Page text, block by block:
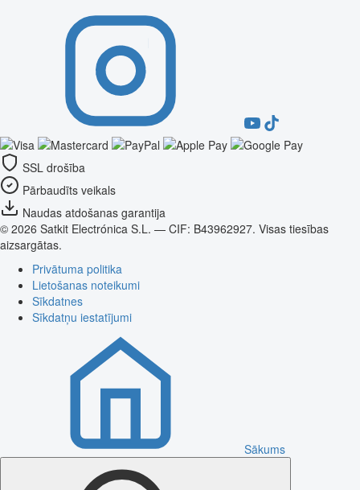
SSL drošība
Pārbaudīts veikals
Naudas atdošanas garantija
© 2026 Satkit Electrónica S.L. — CIF: B43962927. Visas tiesības
aizsargātas.
Privātuma politika
Lietošanas noteikumi
Sīkdatnes
Sīkdatņu iestatījumi
Sākums